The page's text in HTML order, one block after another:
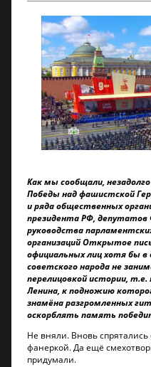
Как мы сообщали,
Победы над фашистской
и ряда общественных
президента РФ, депутатов
руководства
организаций Открытое
официальных лиц хотя бы в
советского народа не
перелицовкой истории,
Ленина, к подножию
знамёна разгромленных
оскорблять память
Не вняли. Вновь
фанеркой. Да ещё
придумали.